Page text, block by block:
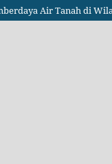
Air Tanah di